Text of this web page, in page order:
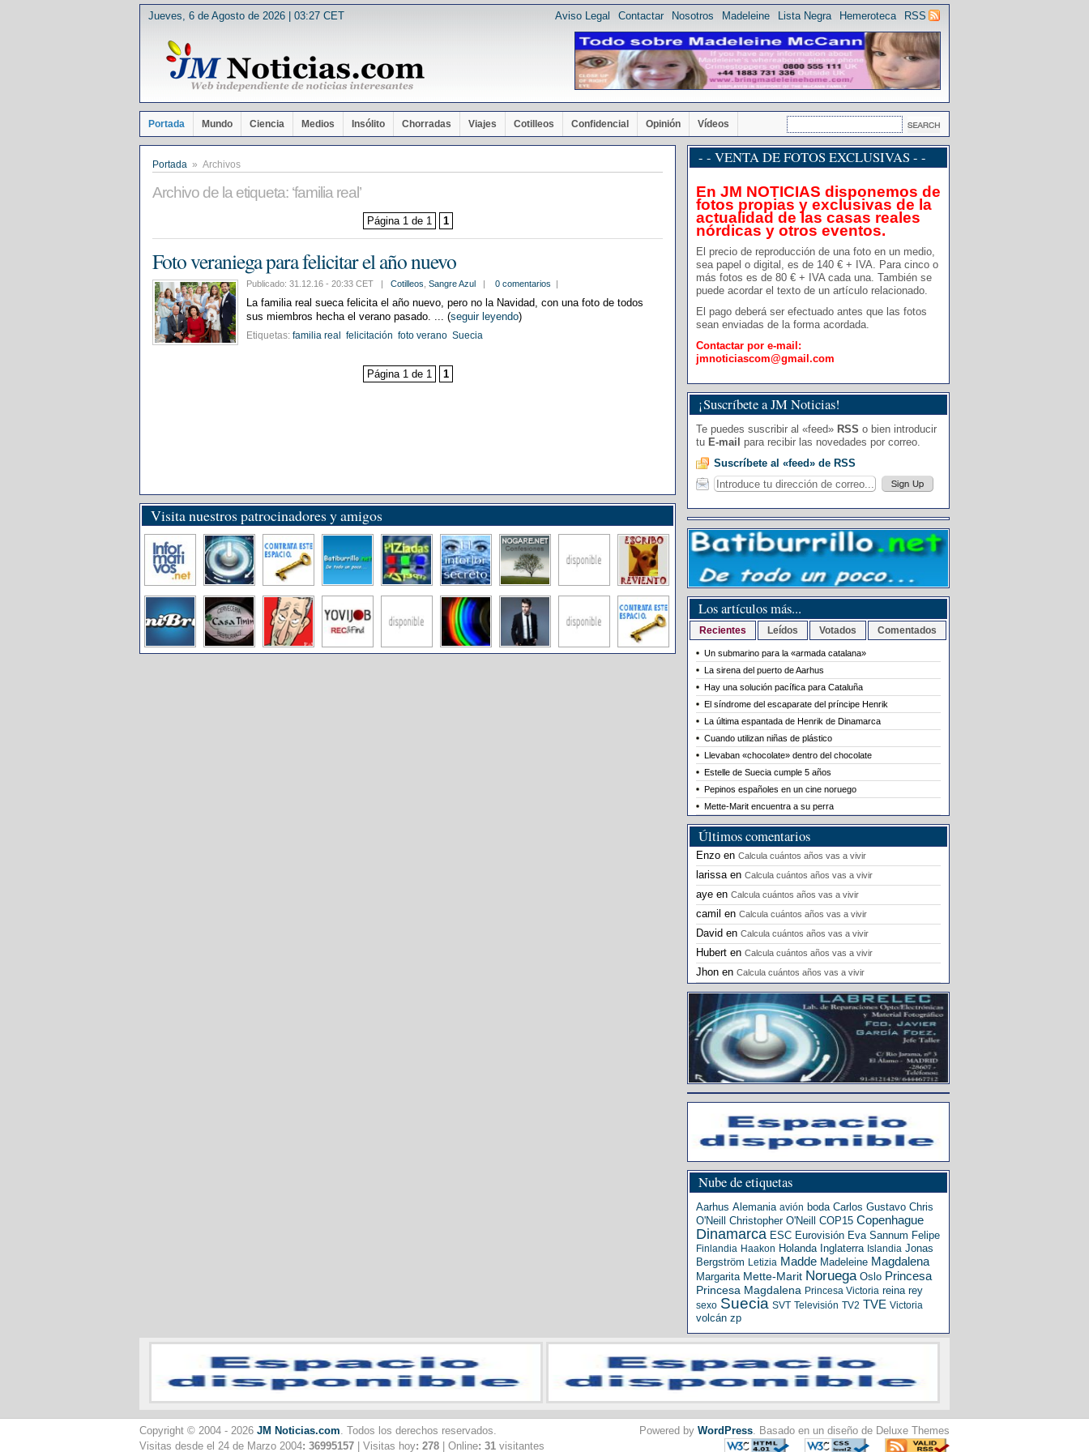
Jueves, 6 de Agosto de 2026 | 03:27 CET RSS
Hemeroteca
Lista Negra
Madeleine
Nosotros
Contactar
Aviso Legal
Portada Mundo Ciencia Medios Insólito Chorradas Viajes Cotilleos Confidencial Opinión Vídeos
Portada » Archivos
Archivo de la etiqueta: ‘familia real’
Página 1 de 1 1
Foto veraniega para felicitar el año nuevo
Publicado: 31.12.16 - 20:33 CET | Cotilleos Sangre Azul | 0 comentarios |
La familia real sueca felicita el año nuevo, pero no la Navidad, con una foto de todos
sus miembros hecha el verano pasado. ... (seguir leyendo)
Etiquetas: familia real felicitación foto verano Suecia
Página 1 de 1 1
Visita nuestros patrocinadores y amigos
- - VENTA DE FOTOS EXCLUSIVAS - -
En JM NOTICIAS disponemos de
fotos propias y exclusivas de la
actualidad de las casas reales
nórdicas y otros eventos.
El precio de reproducción de una foto en un medio,
sea papel o digital, es de 140 € + IVA. Para cinco o
más fotos es de 80 € + IVA cada una. También se
puede acordar el texto de un artículo relacionado.
El pago deberá ser efectuado antes que las fotos
sean enviadas de la forma acordada.
Contactar por e-mail:
jmnoticiascom@gmail.com
¡Suscríbete a JM Noticias!
Te puedes suscribir al «feed» RSS o bien introducir
tu E-mail para recibir las novedades por correo.
Suscríbete al «feed» de RSS
Los artículos más...
Recientes Leídos Votados Comentados
Un submarino para la «armada catalana»
La sirena del puerto de Aarhus
Hay una solución pacífica para Cataluña
El síndrome del escaparate del príncipe Henrik
La última espantada de Henrik de Dinamarca
Cuando utilizan niñas de plástico
Llevaban «chocolate» dentro del chocolate
Estelle de Suecia cumple 5 años
Pepinos españoles en un cine noruego
Mette-Marit encuentra a su perra
Últimos comentarios
Enzo en Calcula cuántos años vas a vivir
larissaen Calcula cuántos años vas a vivir
aye en Calcula cuántos años vas a vivir
camil en Calcula cuántos años vas a vivir
David en Calcula cuántos años vas a vivir
Hubert en Calcula cuántos años vas a vivir
Jhon en Calcula cuántos años vas a vivir
Nube de etiquetas
Aarhus Alemania avión boda Carlos Gustavo Chris
O'Neill
Christopher O'Neill COP15 Copenhague
Dinamarca ESC Eurovisión Eva Sannum Felipe
Finlandia Haakon Holanda Inglaterra Islandia Jonas
Bergström Letizia Madde Madeleine Magdalena
Margarita Mette-Marit Noruega Oslo Princesa
Princesa Magdalena Princesa Victoria reina rey
sexo Suecia SVT Televisión TV2 TVE Victoria
volcán zp
Copyright © 2004 - 2026 JM Noticias.com. Todos los derechos reservados.
Visitas desde el 24 de Marzo 2004: 36995157 | Visitas hoy: 278 | Online: 31 visitantes
Powered by WordPress. Basado en un diseño de Deluxe Themes